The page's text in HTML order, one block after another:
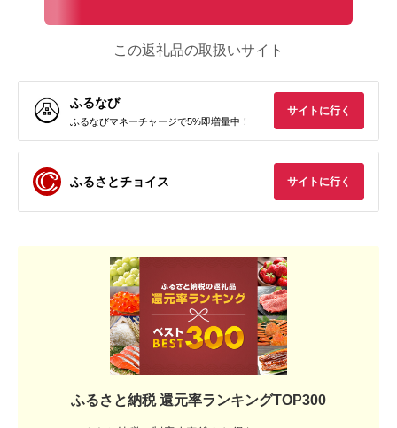
この返礼品の取扱いサイト
ふるなび
ふるなびマネーチャージで5%即増量中！
サイトに行く
ふるさとチョイス サイトに行く
ふるさと納税 還元率ランキングTOP300